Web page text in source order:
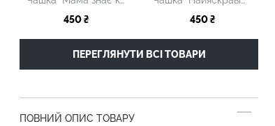
450 ₴
450 ₴
ПЕРЕГЛЯНУТИ ВСІ ТОВАРИ
ПОВНИЙ ОПИС ТОВАРУ